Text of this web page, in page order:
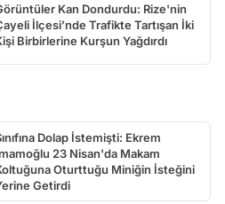
Kan Dondurdu: Rize'nin
İlçesi’nde Trafikte Tartışan İki
Birbirlerine Kurşun Yağdırdı
Dolap İstemişti: Ekrem
23 Nisan'da Makam
Oturttuğu Miniğin İsteğini
Getirdi